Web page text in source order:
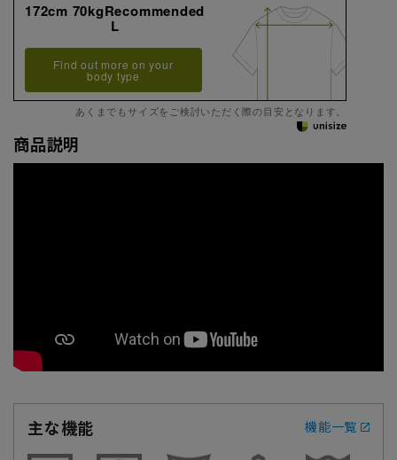
172cm 70kgRecommended
L
Find out more on your
body type
あくまでもサイズをご検討いただく際の目安となります。
商品説明
主な機能 機能一覧